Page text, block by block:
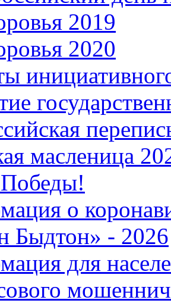
2019
2020
масленица
о
Быдтон» - 2026
для